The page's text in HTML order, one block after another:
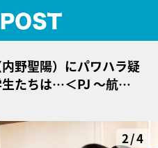
野聖陽）にパワハラ疑
たちは…＜PJ ～航空
2/4